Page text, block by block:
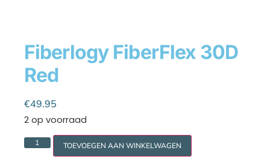
Fiberlogy FiberFlex 30D
Red
€49.95
2 op voorraad
TOEVOEGEN AAN WINKELWAGEN